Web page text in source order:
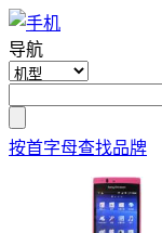
导航
按首字母查找品牌